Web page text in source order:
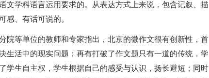
文学科语言运用要求的。从表达方式上来说，包含记叙、描
感、有话可说的。
院等单位的教师和专家指出，北京的微作文很有创新性，首
生活中的现实问题；再有打破了作文题只有一道的传统，学
学生自主权，学生根据自己的感受与认识，扬长避短；同时